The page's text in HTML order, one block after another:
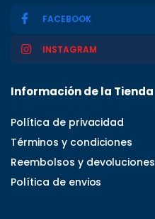
FACEBOOK
INSTAGRAM
Información de la Tienda
Política de privacidad
Términos y condiciones
Reembolsos y devoluciones
Política de envios